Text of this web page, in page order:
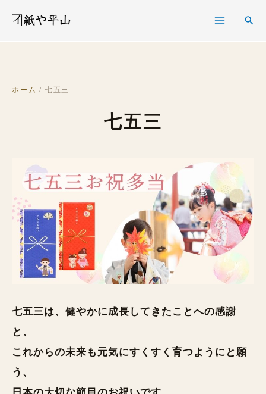
検
索
ホーム / 七五三
七五三
七五三は、健やかに成長してきたことへの感謝
と、
これからの未来も元気にすくすく育つようにと願
う、